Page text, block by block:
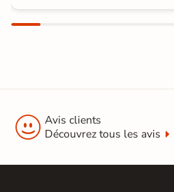
 Avis clients
Découvrez tous les avis